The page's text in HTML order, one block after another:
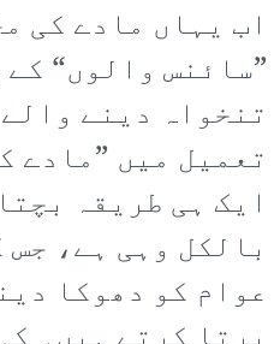
اب یہاں مادے کی
”سائنس والوں“
تنخواہ دینے
تعمیل میں ”مادے
ایک ہی طریقہ
بالکل وہی ہے، جس
عوام کو دھوکا